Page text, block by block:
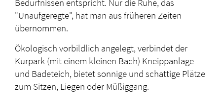
Bedürfnissen entspricht. Nur die Ruhe, das
"Unaufgeregte", hat man aus früheren Zeiten
übernommen.
Ökologisch vorbildlich angelegt, verbindet der
Kurpark (mit einem kleinen Bach) Kneippanlage
und Badeteich, bietet sonnige und schattige Plätze
zum Sitzen, Liegen oder Müßiggang.